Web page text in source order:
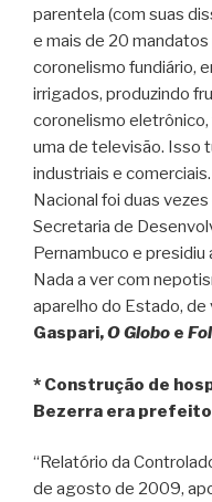
parentela (com suas
e mais de 20
coronelismo fundiário,
irrigados, produzindo
coronelismo
uma de televisão. Isso
industriais e
Nacional foi duas
Secretaria de
Pernambuco e presidiu
Nada a ver com
aparelho do Estado, de
Gaspari,O Globo e
* Construção de
Bezerra era
“Relatório da
de agosto de 2009,